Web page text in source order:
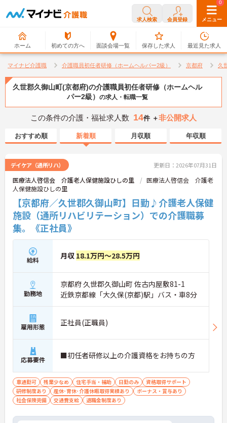
求人検索 会員登録 メニュー
ホーム 初めての方へ 面談会場一覧
0
保存した求人
0
最近見た求人
マイナビ介護職 介護職員初任者研修（ホームヘルパー2級） 京都府 久
久世郡久御山町(京都府)の介護職員初任者研修（ホームヘル
パー2級） の求人・転職一覧
この条件の介護・福祉求人数 14件 ＋非公開求人
おすすめ順 新着順 月収順 年収順
デイケア（通所リハ） 更新日：2026年07月31日
医療法人啓信会 介護老人保健施設ひしの里
医療法人啓信会 介護老
人保健施設ひしの里
【京都府／久世郡久御山町】日勤♪介護老人保健
施設（通所リハビリテーション）での介護職募
集。《正社員》
給料 月収 18.1万円～28.5万円
勤務地
京都府 久世郡久御山町 佐古内屋敷81-1
近鉄京都線「大久保(京都)駅」バス・車8分
雇用形態 正社員(正職員)
応募要件 ■初任者研修以上の介護資格をお持ちの方
車通勤可 残業少なめ 住宅手当・補助 日勤のみ
資格取得サポート
研修制度あり
産休･育休･介護休暇取得実績あり
ボーナス・賞与あり
社会保険完備
交通費支給 退職金制度あり